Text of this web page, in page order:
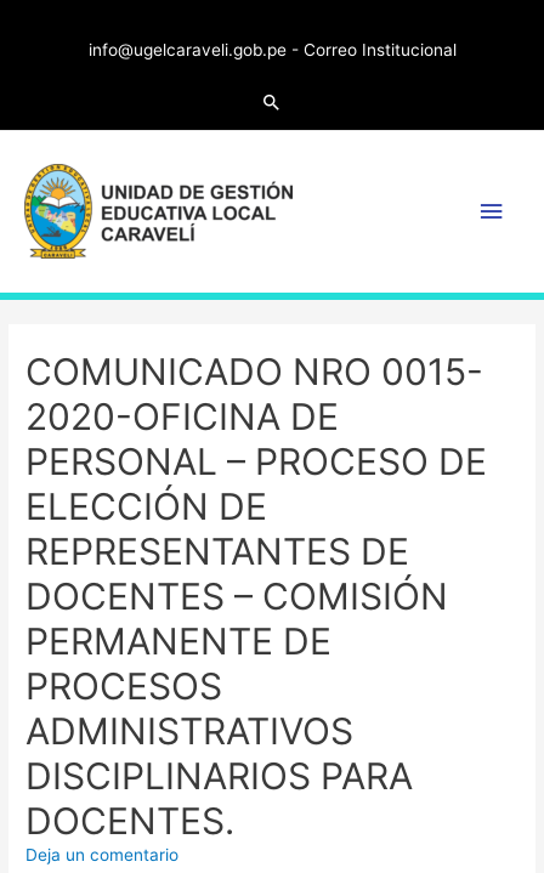
info@ugelcaraveli.gob.pe - Correo Institucional
COMUNICADO NRO 0015-
2020-OFICINA DE
PERSONAL – PROCESO DE
ELECCIÓN DE
REPRESENTANTES DE
DOCENTES – COMISIÓN
PERMANENTE DE
PROCESOS
ADMINISTRATIVOS
DISCIPLINARIOS PARA
DOCENTES.
Deja un comentario